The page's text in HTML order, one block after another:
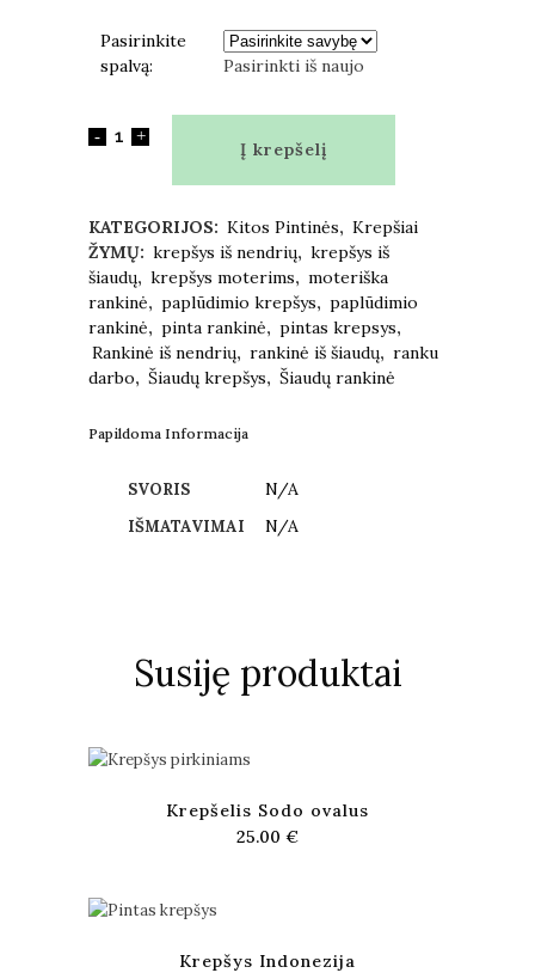
Pasirinkite
spalvą:
Pasirinkti iš naujo
Į krepšelį
KATEGORIJOS: Kitos Pintinės, Krepšiai
ŽYMŲ: krepšys iš nendrių, krepšys iš
šiaudų, krepšys moterims, moteriška
rankinė, paplūdimio krepšys, paplūdimio
rankinė, pinta rankinė, pintas krepsys,
Rankinė iš nendrių, rankinė iš šiaudų, ranku
darbo, Šiaudų krepšys, Šiaudų rankinė
Papildoma Informacija
SVORIS N/A
IŠMATAVIMAI N/A
Susiję produktai
Krepšelis Sodo ovalus
25.00 €
Krepšys Indonezija